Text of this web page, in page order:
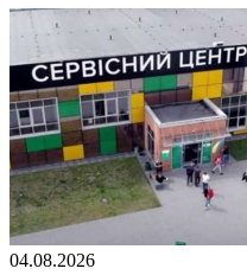
04.08.2026